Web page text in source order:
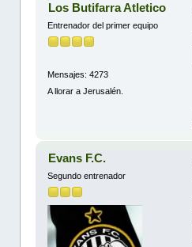
Los Butifarra Atletico
Entrenador del primer equipo
Mensajes: 4273
A llorar a Jerusalén.
Evans F.C.
Segundo entrenador